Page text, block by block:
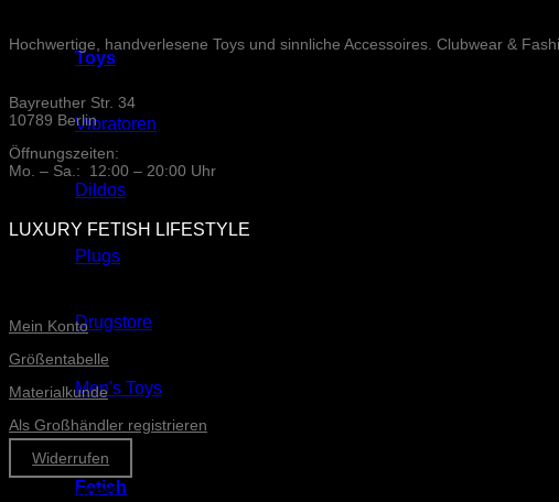
Toys
Vibratoren
Dildos
Plugs
Drugstore
Men's Toys
Fetish
Hochwertige, handverlesene Toys und sinnliche Accessoires. Clubwear &
Bayreuther Str. 34
10789 Berlin
Öffnungszeiten:
Mo. – Sa.: 12:00 – 20:00 Uhr
LUXURY FETISH LIFESTYLE
Mein Konto
Größentabelle
Materialkunde
Als Großhändler registrieren
Widerrufen
Informationen